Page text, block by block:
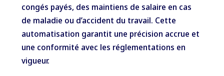
congés payés, des maintiens de salaire en cas
de maladie ou d’accident du travail. Cette
automatisation garantit une précision accrue et
une conformité avec les réglementations en
vigueur.